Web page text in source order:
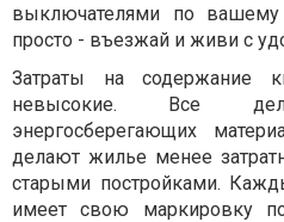
выключателями по
просто - въезжай и живи с
Затраты на содержание
невысокие. Все
энергосберегающих
делают жилье менее
старыми постройками.
имеет свою маркировку